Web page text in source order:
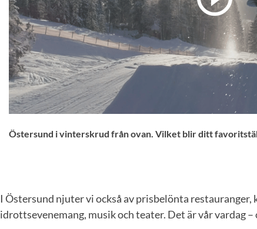
Östersund i vinterskrud från ovan. Vilket blir ditt
I Östersund njuter vi också av prisbelönta
idrottsevenemang, musik och teater. Det är vår vardag –